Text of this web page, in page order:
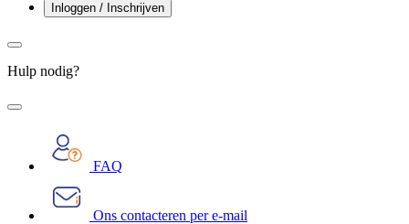
Inloggen / Inschrijven
Hulp nodig?
FAQ
Ons contacteren per e-mail